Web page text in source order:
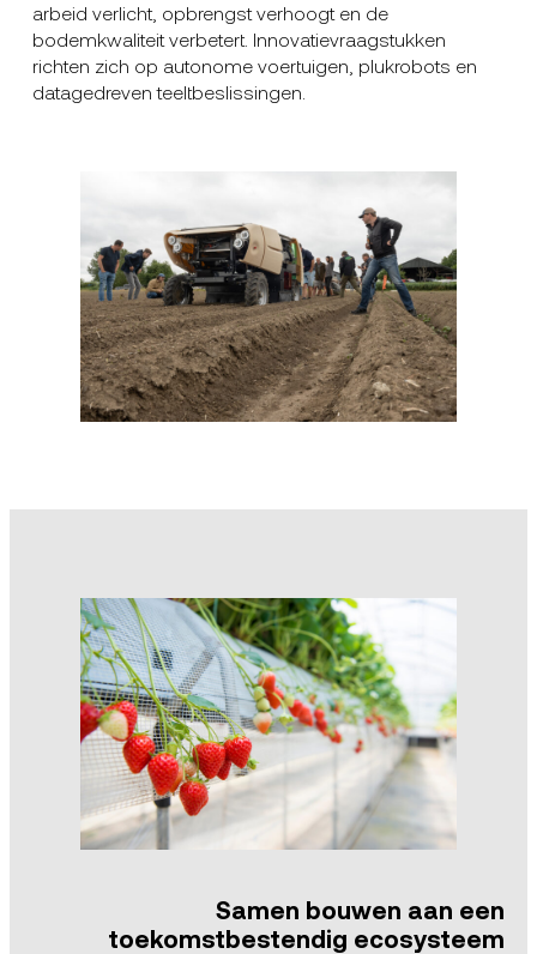
arbeid verlicht, opbrengst verhoogt en de
bodemkwaliteit verbetert. Innovatievraagstukken
richten zich op autonome voertuigen, plukrobots en
datagedreven teeltbeslissingen.
Samen bouwen aan een
toekomstbestendig ecosysteem